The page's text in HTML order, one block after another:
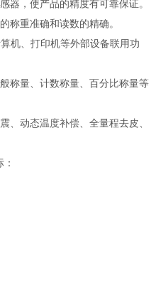
器，使产品的精度有可靠保证。
称重准确和读数的精确。
机、打印机等外部设备联用功
称量、计数称量、百分比称量等
、动态温度补偿、全量程去皮、